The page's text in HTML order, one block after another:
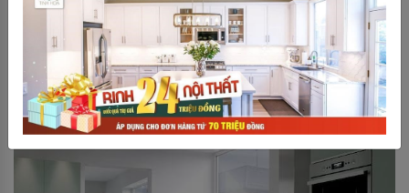
các thiết bị gia dụng nhà bếp cao cấp. Căn bếp nhà bạn
không còn là nơi mà bạn không muốn vào mỗi khi mệt mỏi,
thay vào đó nó tạo nên một không gian thoải mái khơi
nguồn cảm hứng nấu nướng, gắn kết yêu thương.